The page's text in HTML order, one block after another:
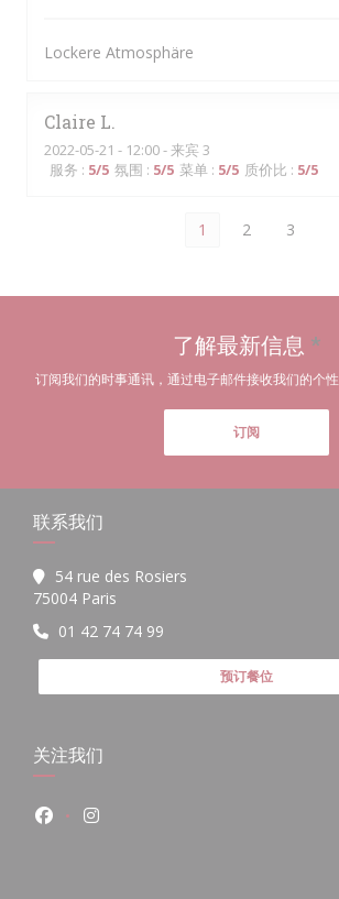
Lockere Atmosphäre
Claire L
2022-05-21 - 12:00 - 来宾 3
服务 : 5/5 氛围 : 5/5 菜单 : 5/5 质价比 : 5/5
1 2 3
了解最新信息 *
订阅我们的时事通讯，通过电子邮件接收我们的个性
订阅
联系我们
54 rue des Rosiers
75004 Paris
01 42 74 74 99
预订餐位
关注我们
Facebook ((在新窗口中打开))
Instagram ((在新窗口中打开))